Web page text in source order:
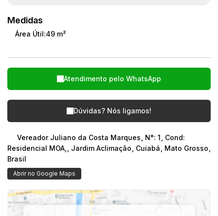
Medidas
Área Útil:49 m²
Atendimento pelo WhatsApp
Dúvidas? Nós ligamos!
Vereador Juliano da Costa Marques N°: 1
Cond:
Residencial MOA,
Jardim Aclimação Cuiabá Mato Grosso
Brasil
Abrir no Google Maps